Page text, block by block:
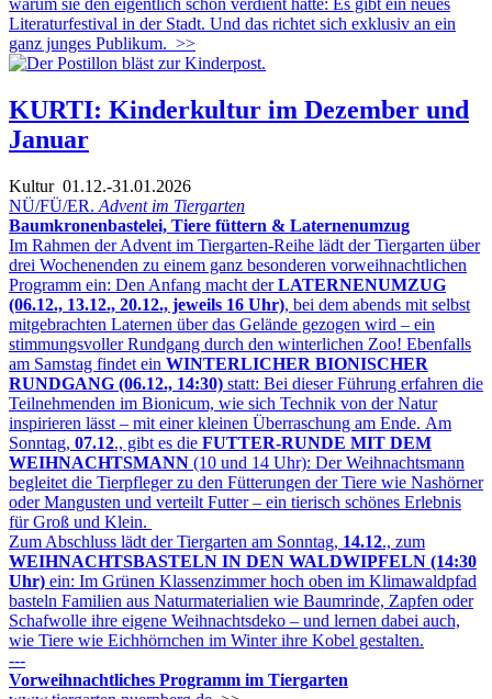
warum sie den eigentlich schon verdient hätte: Es gibt ein neues
Literaturfestival in der Stadt. Und das richtet sich exklusiv an ein
ganz junges Publikum. >>
KURTI: Kinderkultur im Dezember und
Januar
Kultur01.12.-31.01.2026
NÜ/FÜ/ER. Advent im Tiergarten
Baumkronenbastelei, Tiere füttern & Laternenumzug
Im Rahmen der Advent im Tiergarten-Reihe lädt der Tiergarten über
drei Wochenenden zu einem ganz besonderen vorweihnachtlichen
Programm ein: Den Anfang macht derLATERNENUMZUG
(06.12., 13.12., 20.12., jeweils 16 Uhr), bei dem abends mit selbst
mitgebrachten Laternen über das Gelände gezogen wird – ein
stimmungsvoller Rundgang durch den winterlichen Zoo! Ebenfalls
am Samstag findet ein WINTERLICHER BIONISCHER
RUNDGANG (06.12., 14:30) statt: Bei dieser Führung erfahren die
Teilnehmenden im Bionicum, wie sich Technik von der Natur
inspirieren lässt – mit einer kleinen Überraschung am Ende. Am
Sonntag, 07.12., gibt es die FUTTER-RUNDE MIT DEM
WEIHNACHTSMANN (10 und 14 Uhr): Der Weihnachtsmann
begleitet die Tierpfleger zu den Fütterungen der Tiere wie Nashörner
oder Mangusten und verteilt Futter – ein tierisch schönes Erlebnis
für Groß und Klein.
Zum Abschluss lädt der Tiergarten am Sonntag, 14.12., zum
WEIHNACHTSBASTELN IN DEN WALDWIPFELN (14:30
Uhr) ein: Im Grünen Klassenzimmer hoch oben im Klimawaldpfad
basteln Familien aus Naturmaterialien wie Baumrinde, Zapfen oder
Schafwolle ihre eigene Weihnachtsdeko – und lernen dabei auch,
wie Tiere wie Eichhörnchen im Winter ihre Kobel gestalten.
---
Vorweihnachtliches Programm im Tiergarten